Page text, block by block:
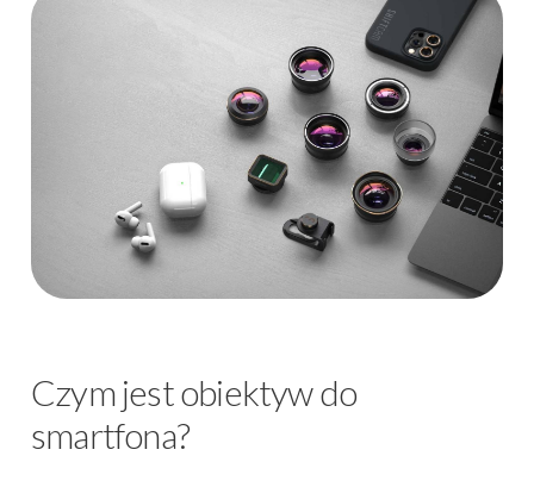
Czym jest obiektyw do
smartfona?